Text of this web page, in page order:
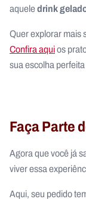
aqueledrink
Quer explorar mais
Confira aquios
sua escolha
Faça Parte
Agora que você já
viver essa
Aqui, seu pedido